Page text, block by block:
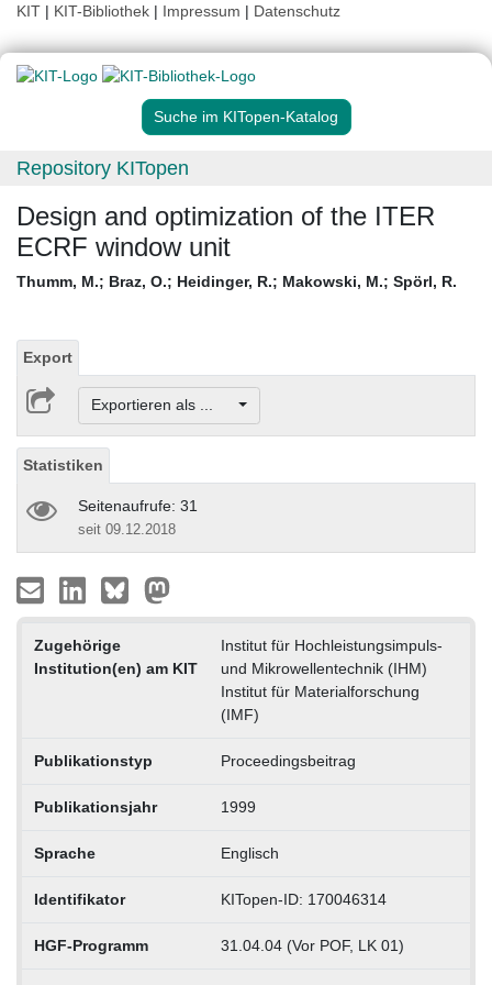
KIT | KIT-Bibliothek | Impressum | Datenschutz
Suche im KITopen-Katalog
Repository KITopen
Design and optimization of the ITER
ECRF window unit
Thumm, M.; Braz, O.; Heidinger, R.; Makowski, M.; Spörl, R.
Export
Exportieren als ...
Statistiken
Seitenaufrufe: 31
seit 09.12.2018
Zugehörige
Institution(en) am KIT
Institut für Hochleistungsimpuls-
und Mikrowellentechnik (IHM)
Institut für Materialforschung
(IMF)
Publikationstyp Proceedingsbeitrag
Publikationsjahr 1999
Sprache Englisch
Identifikator KITopen-ID: 170046314
HGF-Programm 31.04.04 (Vor POF, LK 01)